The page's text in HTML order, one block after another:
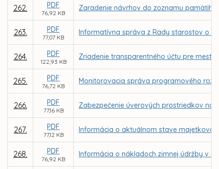
262. PDF
76,92 KB
Zaradenie návrhov do zoznamu
263. PDF
77,07 KB
Informatívna správa z Rady starostov o
264. PDF
122,93 KB
Zriadenie transparentného účtu pre
265. PDF
76,72 KB
Monitorovacia správa programového
266. PDF
77,16 KB
Zabezpečenie úverových prostriedkov na
267. PDF
77,12 KB
Informácia o aktuálnom stave
268. PDF
76,92 KB
Informácia o nákladoch zimnej údržby v